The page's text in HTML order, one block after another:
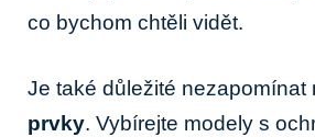
co bychom chtěli vidět.
Je také důležité nezapomínat
prvky. Vybírejte modely s